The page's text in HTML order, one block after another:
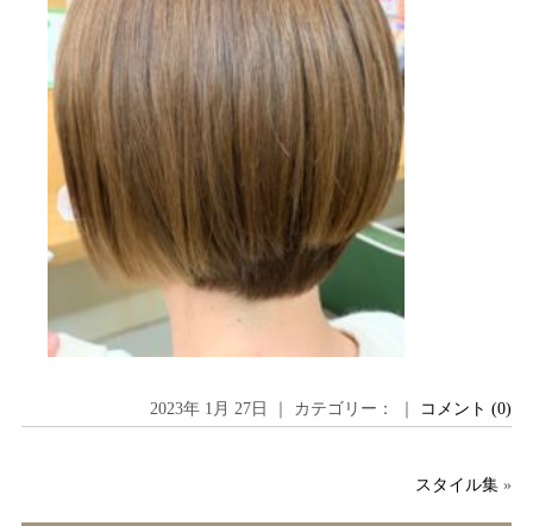
2023年 1月 27日 ｜ カテゴリー： ｜ コメント (0)
スタイル集 »